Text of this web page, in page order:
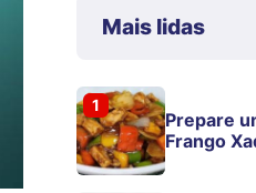
Mais lidas
1
Prepare
Frango